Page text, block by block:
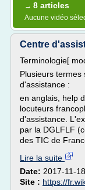
→ 8 articles
Aucune vidéo
Centre
Terminologie[
Plusieurs
d'assistance :
en anglais, help
locuteurs
d'assistance.
par la DGLFLF
des TIC de
Lire la suite
Date: 2017-11-
Site : https://